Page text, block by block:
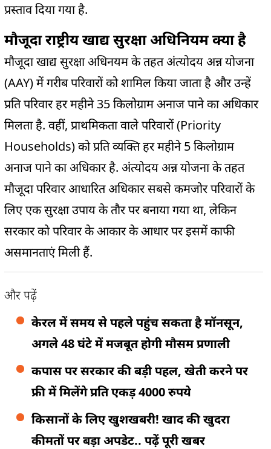
प्रस्ताव दिया गया है.
मौजूदा राष्ट्रीय खाद्य सुरक्षा अधिनियम क्या है
मौजूदा खाद्य सुरक्षा अधिनयम के तहत अंत्योदय अन्न योजना
(AAY) में गरीब परिवारों को शामिल किया जाता है और उन्हें
प्रति परिवार हर महीने 35 किलोग्राम अनाज पाने का अधिकार
मिलता है. वहीं, प्राथमिकता वाले परिवारों (Priority
Households) को प्रति व्यक्ति हर महीने 5 किलोग्राम
अनाज पाने का अधिकार है. अंत्योदय अन्न योजना के तहत
मौजूदा परिवार आधारित अधिकार सबसे कमजोर परिवारों के
लिए एक सुरक्षा उपाय के तौर पर बनाया गया था, लेकिन
सरकार को परिवार के आकार के आधार पर इसमें काफी
असमानताएं मिली हैं.
और पढ़ें
केरल में समय से पहले पहुंच सकता है मॉनसून,
अगले 48 घंटे में मजबूत होगी मौसम प्रणाली
कपास पर सरकार की बड़ी पहल, खेती करने पर
फ्री में मिलेंगे प्रति एकड़ 4000 रुपये
किसानों के लिए खुशखबरी! खाद की खुदरा
कीमतों पर बड़ा अपडेट.. पढ़ें पूरी खबर